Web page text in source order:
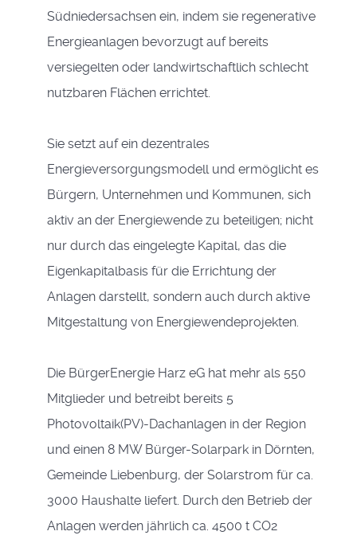
Südniedersachsen ein, indem sie regenerative
Energieanlagen bevorzugt auf bereits
versiegelten oder landwirtschaftlich schlecht
nutzbaren Flächen errichtet.
Sie setzt auf ein dezentrales
Energieversorgungsmodell und ermöglicht es
Bürgern, Unternehmen und Kommunen, sich
aktiv an der Energiewende zu beteiligen; nicht
nur durch das eingelegte Kapital, das die
Eigenkapitalbasis für die Errichtung der
Anlagen darstellt, sondern auch durch aktive
Mitgestaltung von Energiewendeprojekten.
Die BürgerEnergie Harz eG hat mehr als 550
Mitglieder und betreibt bereits 5
Photovoltaik(PV)-Dachanlagen in der Region
und einen 8 MW Bürger-Solarpark in Dörnten,
Gemeinde Liebenburg, der Solarstrom für ca.
3000 Haushalte liefert. Durch den Betrieb der
Anlagen werden jährlich ca. 4500 t CO2